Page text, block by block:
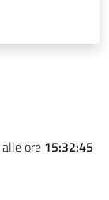
alle ore 15:32:45